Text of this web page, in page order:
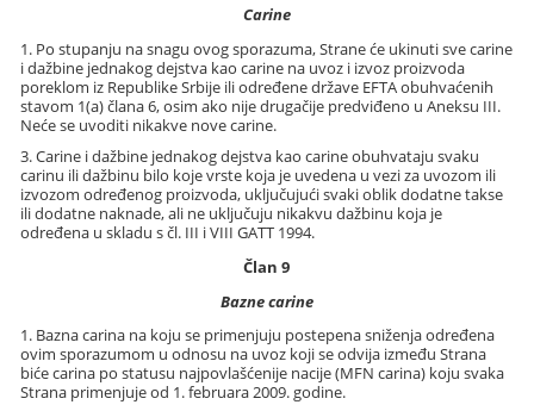
Carine
1. Po stupanju na snagu ovog sporazuma, Strane će ukinuti sve carine
i dažbine jednakog dejstva kao carine na uvoz i izvoz proizvoda
poreklom iz Republike Srbije ili određene države EFTA obuhvaćenih
stavom 1(a) člana 6, osim ako nije drugačije predviđeno u Aneksu III.
Neće se uvoditi nikakve nove carine.
3. Carine i dažbine jednakog dejstva kao carine obuhvataju svaku
carinu ili dažbinu bilo koje vrste koja je uvedena u vezi za uvozom ili
izvozom određenog proizvoda, uključujući svaki oblik dodatne takse
ili dodatne naknade, ali ne uključuju nikakvu dažbinu koja je
određena u skladu s čl. III i VIII GATT 1994.
Član 9
Bazne carine
1. Bazna carina na koju se primenjuju postepena sniženja određena
ovim sporazumom u odnosu na uvoz koji se odvija između Strana
biće carina po statusu najpovlašćenije nacije (MFN carina) koju svaka
Strana primenjuje od 1. februara 2009. godine.